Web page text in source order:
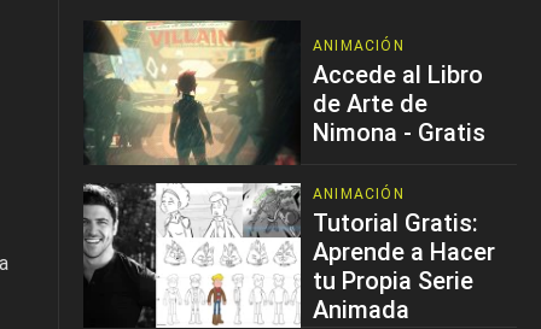
ANIMACIÓN
Accede al Libro
de Arte de
Nimona - Gratis
ANIMACIÓN
Tutorial Gratis:
Aprende a Hacer
tu Propia Serie
Animada